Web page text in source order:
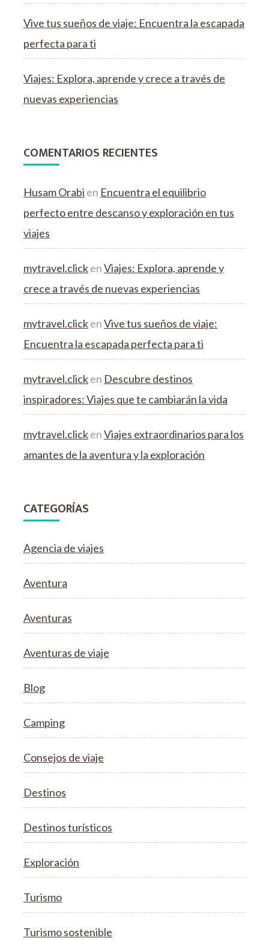
Vive tus sueños de viaje: Encuentra la escapada
perfecta para ti
Viajes: Explora, aprende y crece a través de
nuevas experiencias
COMENTARIOS RECIENTES
Husam Orabi en Encuentra el equilibrio
perfecto entre descanso y exploración en tus
viajes
mytravel.clickenViajes: Explora, aprende y
crece a través de nuevas experiencias
mytravel.clickenVive tus sueños de viaje:
Encuentra la escapada perfecta para ti
mytravel.clicken Descubre destinos
inspiradores: Viajes que te cambiarán la vida
mytravel.clickenViajes extraordinarios para los
amantes de la aventura y la exploración
CATEGORÍAS
Agencia de viajes
Aventura
Aventuras
Aventuras de viaje
Blog
Camping
Consejos de viaje
Destinos
Destinos turísticos
Exploración
Turismo
Turismo sostenible